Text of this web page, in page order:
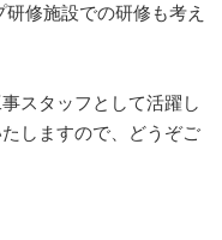
修施設での研修も考え
スタッフとして活躍し
しますので、どうぞご